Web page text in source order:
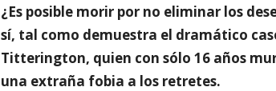
¿Es posible morir por no eliminar los
sí, tal como demuestra el dramático
Titterington, quien con sólo 16 años
una extraña fobia a los retretes.